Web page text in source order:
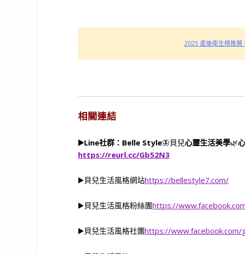
2025 產後衛生棉推薦
相關連結
▶️Line社群：Belle Style🦋貝兒心靈生活美學🌿
https://reurl.cc/Gb52N3
▶️貝兒生活風格網站https://bellestyle7.com/
▶️貝兒生活風格粉絲團https://
▶️貝兒生活風格社團https://